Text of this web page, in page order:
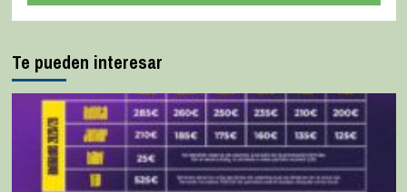
Te pueden interesar